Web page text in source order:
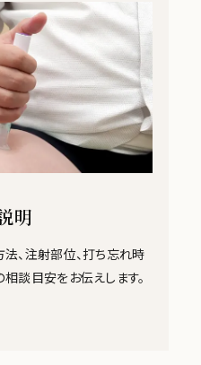
明
、注射部位、打ち忘れ時
談目安をお伝えします。